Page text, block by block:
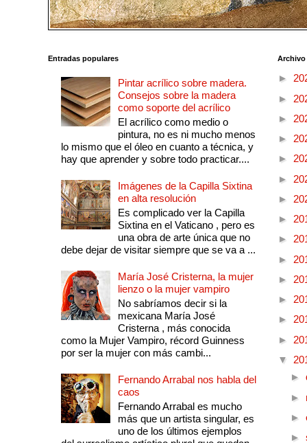
Entradas populares
Pintar acrílico sobre madera.
Consejos sobre la madera
como soporte del acrílico
El acrílico como medio o
pintura, no es ni mucho menos
lo mismo que el óleo en cuanto a técnica, y
hay que aprender y sobre todo practicar....
Imágenes de la Capilla Sixtina
en alta resolución
Es complicado ver la Capilla
Sixtina en el Vaticano , pero es
una obra de arte única que no
debe dejar de visitar siempre que se va a ...
María José Cristerna, la mujer
lienzo o la mujer vampiro
No sabríamos decir si la
mexicana María José
Cristerna , más conocida
como la Mujer Vampiro, récord Guinness
por ser la mujer con más cambi...
Fernando Arrabal nos habla del
caos
Fernando Arrabal es mucho
más que un artista singular, es
uno de los últimos ejemplos
►
►
►
►
►
►
►
►
►
►
►
►
►
►
▼
►
►
►
►